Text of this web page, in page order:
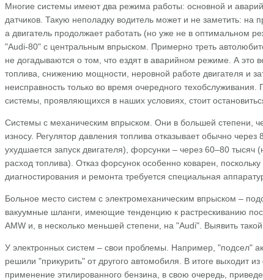
Многие системы имеют два режима работы: основной и
датчиков. Такую неполадку водитель может и не заметить: на
а двигатель продолжает работать (но уже не в оптимальном
"Audi-80" с центральным впрыском. Примерно треть
не догадываются о том, что ездят в аварийном режиме. А это
топлива, снижению мощности, неровной работе двигателя и
неисправность только во время очередного
системы, проявляющихся в наших условиях, стоит
Системы с механическим впрыском. Они в большей степени,
износу. Регулятор давления топлива отказывает обычно
ухудшается запуск двигателя), форсунки – через 60–80
расход топлива). Отказ форсунок особенно коварен,
диагностирования и ремонта требуется специальная
Больное место систем с электромеханическим впрыском –
вакуумные шланги, имеющие тенденцию к растрескиванию
АMW и, в несколько меньшей степени, на "Audi". Выявить
У электронных систем – свои проблемы. Например, "подсел"
решили "прикурить" от другого автомобиля. В итоге выходит
применение этилированного бензина, в свою очередь,